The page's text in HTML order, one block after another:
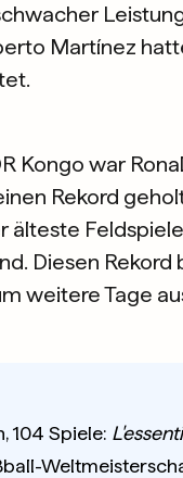
Martínez
Kongo war
Rekord
älteste
Diesen
weitere Tage
104 Spiele: